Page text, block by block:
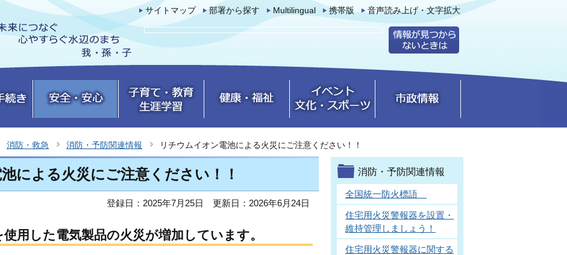
サイトマップ 部署から探す Multilingual 携帯版 音声読み上げ・文字拡大
消防・救急 消防・予防関連情報 リチウムイオン電池による火災にご注意ください！！
による火災にご注意ください！！
登録日：2025年7月25日 更新日：2026年6月24日
用した電気製品の火災が増加しています。
消防・予防関連情報
全国統一防火標語
住宅用火災警報器を設置・
維持管理しましょう！
住宅用火災警報器に関する